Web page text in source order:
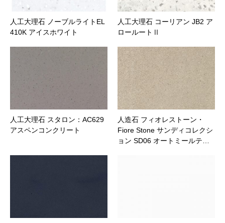
メッセージ本文
人工大理石 ノーブルライトEL
410K アイスホワイト
人工大理石 コーリアン JB2 ア
ロールートⅡ
人工大理石 スタロン：AC629
アスペンコンクリート
人造石 フィオレストーン・
Fiore Stone サンディコレクシ
ョン SD06 オートミールテ…